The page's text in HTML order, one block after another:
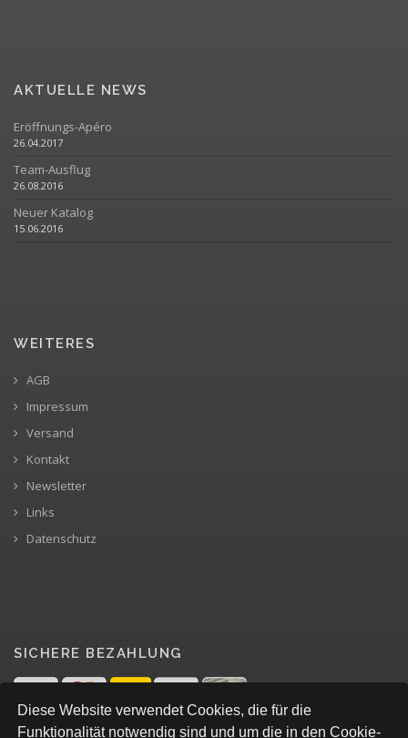
Diese Website verwendet Cookies, die für die
Funktionalität notwendig sind und um die in den Cookie-
AKTUELLE NEWS
Eröffnungs-Apéro
26.04.2017
Team-Ausflug
26.08.2016
Neuer Katalog
15.06.2016
WEITERES
AGB
Impressum
Versand
Kontakt
Newsletter
Links
Datenschutz
SICHERE BEZAHLUNG